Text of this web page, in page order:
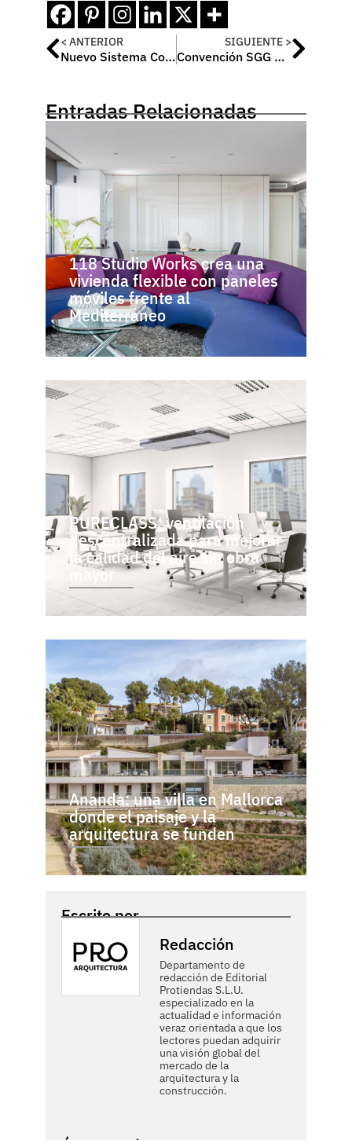
< ANTERIOR
Nuevo Sistema Coteterm Ceramic de Parexgroup
SIGUIENTE >
Convención SGG CLIMALIT / SGG CLIMALIT PLUS en Ribera del Duero
Entradas Relacionadas
118 Studio Works crea una
vivienda flexible con paneles
móviles frente al
Mediterráneo
PURECLASS: ventilación
descentralizada para mejorar
la calidad del aire sin obra
mayor
Ananda: una villa en Mallorca
donde el paisaje y la
arquitectura se funden
Escrito por
Redacción
Departamento de
redacción de Editorial
Protiendas S.L.U.
especializado en la
actualidad e información
veraz orientada a que los
lectores puedan adquirir
una visión global del
mercado de la
arquitectura y la
construcción.